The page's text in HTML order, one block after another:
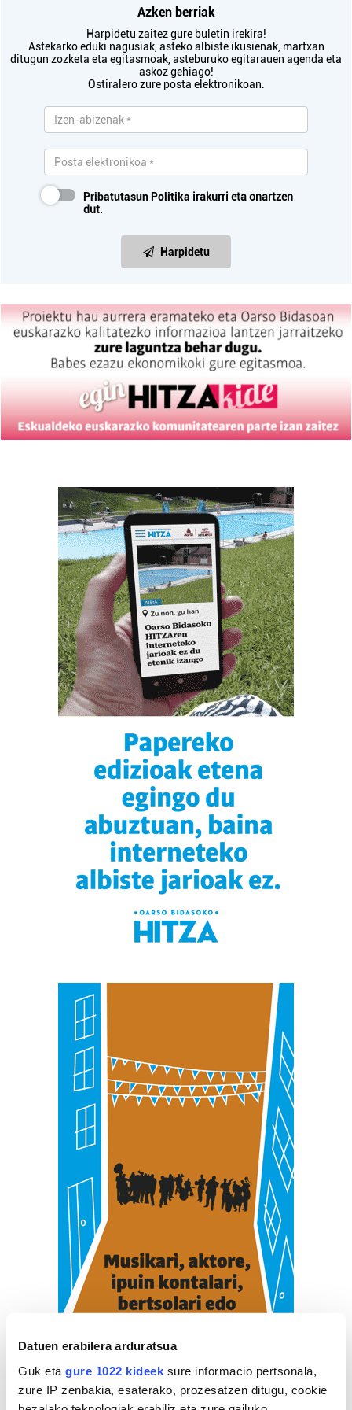
Datuen erabilera arduratsua
Guk eta gure 1022 kideek sure informacio pertsonala,
zure IP zenbakia, esaterako, prozesatzen ditugu, cookie
Azken berriak
Harpidetu zaitez gure buletin irekira!
Astekarko eduki nagusiak, asteko albiste ikusienak, martxan
ditugun zozketa eta egitasmoak, asteburuko egitarauen agenda eta
askoz gehiago!
Ostiralero zure posta elektronikoan.
Pribatutasun Politika irakurri eta onartzen
dut.
Harpidetu